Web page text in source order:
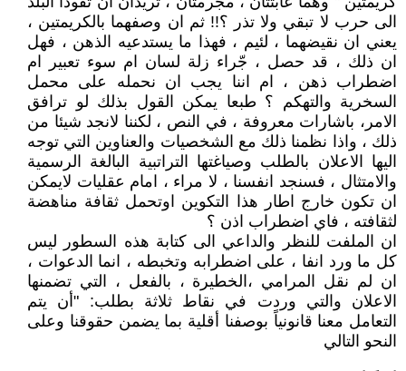
الى حرب لا تبقي ولا تذر ؟!! ثم ان وصفهما بالكريمتين ،
يعني ان نقيضهما ، لئيم ، فهذا ما يستدعيه الذهن ، فهل
ان ذلك ، قد حصل ، جّراء زلة لسان ام سوء تعبير ام
اضطراب ذهن ، ام اننا يجب ان نحمله على محمل
السخرية والتهكم ؟ طبعا يمكن القول بذلك لو ترافق
الامر، باشارات معروفة ، في النص ، لكننا لانجد شيئا من
ذلك ، واذا نظمنا ذلك مع الشخصيات والعناوين التي توجه
اليها الاعلان بالطلب وصياغتها التراتبية البالغة الرسمية
والامتثال ، فسنجد انفسنا ، لا مراء ، امام عقليات لايمكن
ان تكون خارج اطار هذا التكوين اوتحمل ثقافة مناهضة
لثقافته ، فاي اضطراب اذن ؟
ان الملفت للنظر والداعي الى كتابة هذه السطور ليس
كل ما ورد انفا ، على اضطرابه وتخبطه ، انما الدعوات ،
ان لم نقل المرامي ،الخطيرة ، بالفعل ، التي تضمنها
الاعلان والتي وردت في نقاط ثلاثة بطلب: "أن يتم
التعامل معنا قانونياً بوصفنا أقلية بما يضمن حقوقنا وعلى
النحو التالي